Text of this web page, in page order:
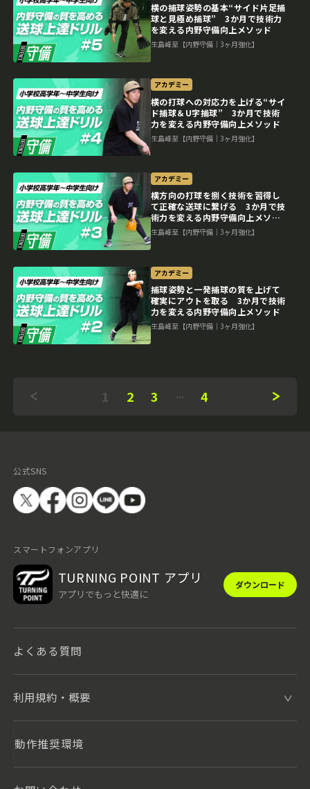
横の捕球姿勢の基本“サイド片足捕
球と見極め捕球” 3か月で技術力
を変える内野守備向上メソッド
生島峰至【内野守備｜3ヶ月強化】
アカデミー
横の打球への対応力を上げる“サイ
ド捕球＆U字捕球” 3か月で技術
力を変える内野守備向上メソッド
生島峰至【内野守備｜3ヶ月強化】
アカデミー
横方向の打球を捌く技術を習得し
て正確な送球に繋げる 3か月で技
術力を変える内野守備向上メソッ
ド
生島峰至【内野守備｜3ヶ月強化】
アカデミー
捕球姿勢と一発捕球の質を上げて
確実にアウトを取る 3か月で技術
力を変える内野守備向上メソッド
生島峰至【内野守備｜3ヶ月強化】
1 2 3 4
公式SNS
スマートフォンアプリ
TURNING POINT アプリ
アプリでもっと快適に
ダウンロード
よくある質問
利用規約・概要
動作推奨環境